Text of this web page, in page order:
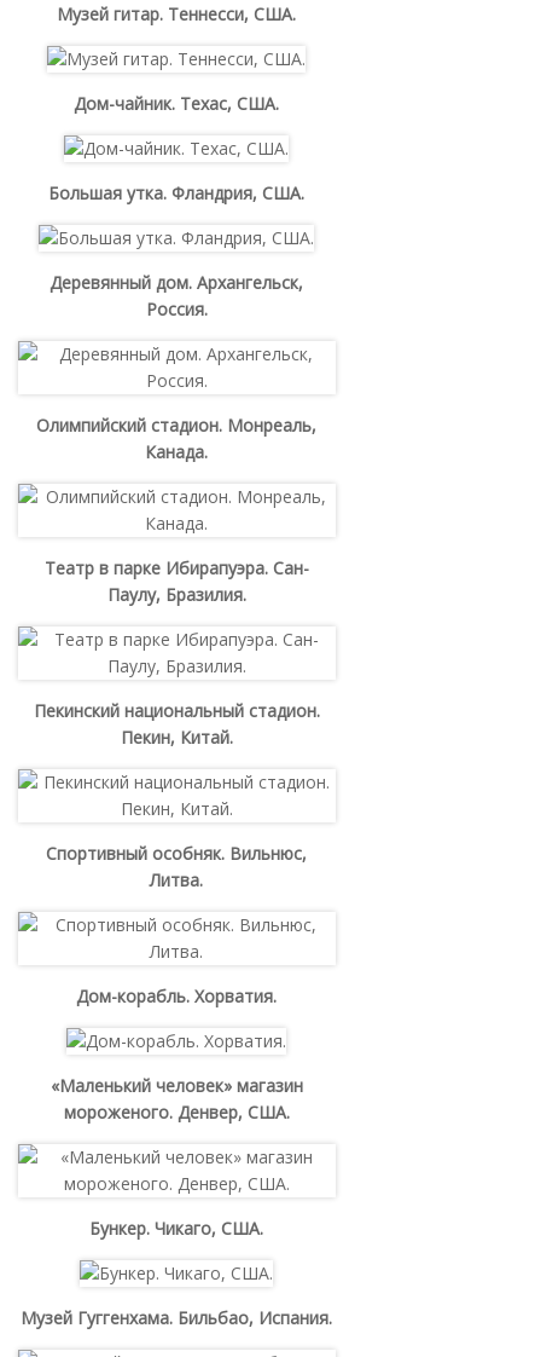
Музей гитар. Теннесси, США.
Дом-чайник. Техас, США.
Большая утка. Фландрия, США.
Деревянный дом. Архангельск,
Россия.
Олимпийский стадион. Монреаль,
Канада.
Театр в парке Ибирапуэра. Сан-
Паулу, Бразилия.
Пекинский национальный стадион.
Пекин, Китай.
Спортивный особняк. Вильнюс,
Литва.
Дом-корабль. Хорватия.
«Маленький человек» магазин
мороженого. Денвер, США.
Бункер. Чикаго, США.
Музей Гуггенхама. Бильбао, Испания.